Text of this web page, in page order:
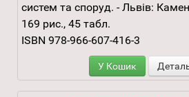
систем та споруд. - Львів:
169 рис., 45 табл.
ISBN 978-966-607-416-3
У Кошик